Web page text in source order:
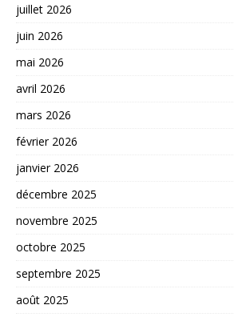
juillet 2026
juin 2026
mai 2026
avril 2026
mars 2026
février 2026
janvier 2026
décembre 2025
novembre 2025
octobre 2025
septembre 2025
août 2025